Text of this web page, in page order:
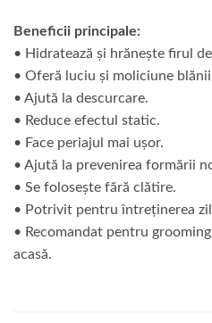
Beneficii principale:
• Hidratează și hrănește firul
• Oferă luciu și moliciune
• Ajută la descurcare.
• Reduce efectul static.
• Face periajul mai ușor.
• Ajută la prevenirea formării
• Se folosește fără clătire.
• Potrivit pentru întreținerea
• Recomandat pentru
acasă.